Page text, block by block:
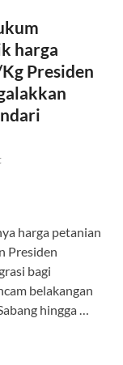
harga
Presiden
harga petanian
Presiden
bagi
belakangan
hingga …